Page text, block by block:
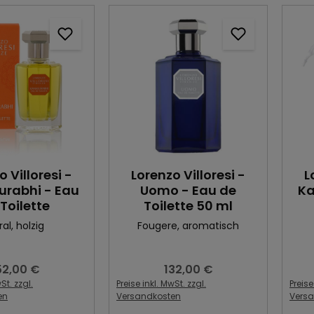
Villoresi -
- Eau
, holzig
Preis:
€
zzgl.
Lorenzo Villoresi -
Uomo - Eau de
Toilette 50 ml
Fougere, aromatisch
Regulärer Preis:
132,00 €
Preise inkl. MwSt. zzgl.
Versandkosten